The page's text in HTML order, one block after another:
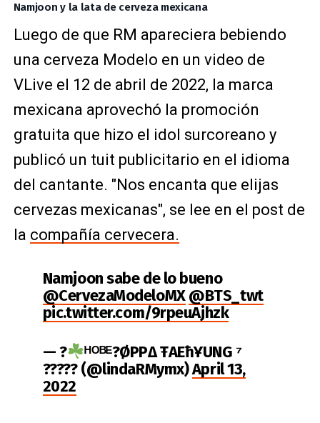
Namjoon y la lata de cerveza mexicana
Luego de que RM apareciera bebiendo
una cerveza Modelo en un video de
VLive el 12 de abril de 2022, la marca
mexicana aprovechó la promoción
gratuita que hizo el idol surcoreano y
publicó un tuit publicitario en el idioma
del cantante. "Nos encanta que elijas
cervezas mexicanas", se lee en el post de
la compañía cervecera.
Namjoon sabe de lo bueno
@CervezaModeloMX@BTS_twt
pic.twitter.com/9rpeuAjhzk
— ?
ᴴᴼᴮᴱ?ØРРΔ ŦAEħҰUNG ⁷
????? (@lindaRMymx)April 13,
2022